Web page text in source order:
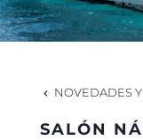
NOVEDADES
SALÓN